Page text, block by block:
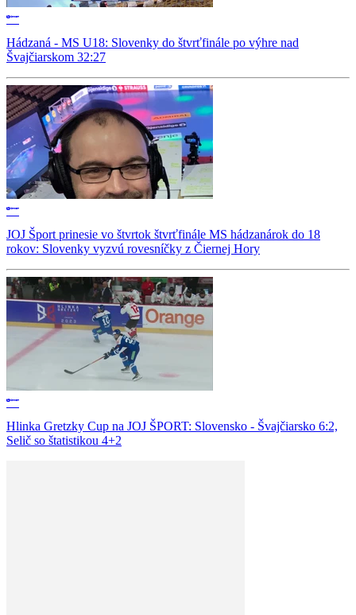
Hádzaná - MS U18: Slovenky do štvrťfinále po výhre nad
Švajčiarskom 32:27
JOJ Šport prinesie vo štvrtok štvrťfinále MS hádzanárok do 18
rokov: Slovenky vyzvú rovesníčky z Čiernej Hory
Hlinka Gretzky Cup na JOJ ŠPORT: Slovensko - Švajčiarsko 6:2,
Selič so štatistikou 4+2